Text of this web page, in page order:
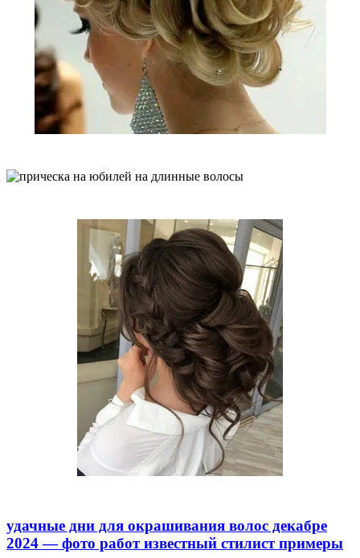
удачные дни для окрашивания волос декабре
2024 — фото работ известный стилист примеры